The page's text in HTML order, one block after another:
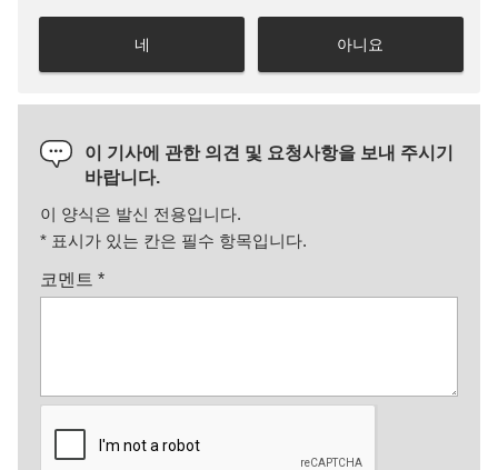
네 아니요
이 기사에 관한 의견 및 요청사항을 보내 주시기
바랍니다.
이 양식은 발신 전용입니다.
* 표시가 있는 칸은 필수 항목입니다.
코멘트 *